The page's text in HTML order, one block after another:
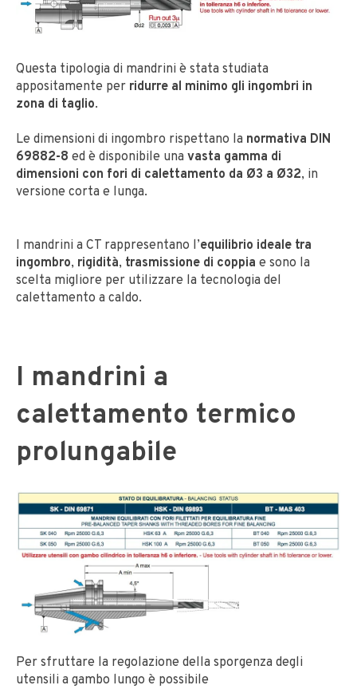
Questa tipologia di mandrini è stata studiata
appositamente per ridurre al minimo gli ingombri in
zona di taglio.
Le dimensioni di ingombro rispettano la normativa DIN
69882-8 ed è disponibile una vasta gamma di
dimensioni con fori di calettamento da Ø3 a Ø32, in
versione corta e lunga.
I mandrini a CT rappresentano l’equilibrio ideale tra
ingombro, rigidità, trasmissione di coppia e sono la
scelta migliore per utilizzare la tecnologia del
calettamento a caldo.
I mandrini a
calettamento termico
prolungabile
Per sfruttare la regolazione della sporgenza degli
utensili a gambo lungo è possibile